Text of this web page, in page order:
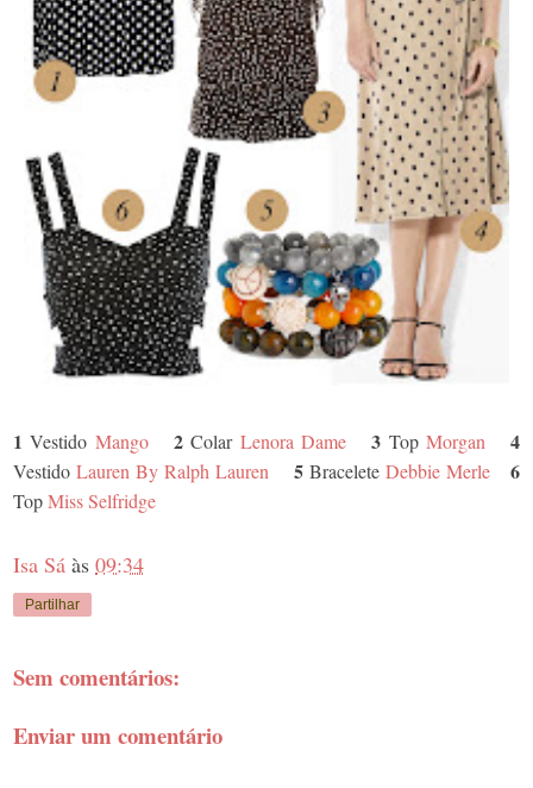
1 Vestido Mango 2Colar Lenora Dame 3 Top Morgan 4
Vestido Lauren By Ralph Lauren 5 BraceleteDebbie Merle 6
TopMiss Selfridge
Isa Sá às 09:34
Partilhar
Sem comentários:
Enviar um comentário